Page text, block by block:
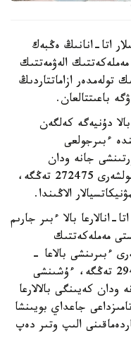
اتا-انانىڭ ەڭبەك
مەملەكەتتىك الەۋمەتتىك
تولەمدەر ازاماتتاردىڭ
باعىتتالعان.
دۇنيەگە كەلگەن
كولەمىندە ءبىرجولعى
جانە ودان
كەيىنگى بالالار تۋعان جاعدايدا تولەم مولشەرى 272475 تەڭگە،
الاڭىندا.
انالارعا بالا ءبىر جارىم
مەملەكەتتىك
ءبىرىنشى بالاعا -
24912 تەڭگە، ەكىنشى بالاعا — 29454 تەڭگە، ءۇشىنشى
جانە ودان كەيىنگى بالالارعا
تەڭگە. 2026 -جىلعى 1- تامىزداعى جاعداي بويىنشا
وسى جاردەماقىنى الىپ وتىر دەپ